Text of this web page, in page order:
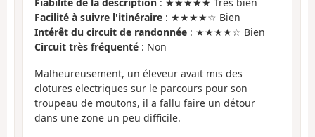
Facilité à suivre l'itinéraire : ★★★★☆ Bien
Intérêt du circuit de randonnée : ★★★★☆ Bien
Circuit très fréquenté : Non
Malheureusement, un éleveur avait mis des
clotures electriques sur le parcours pour son
troupeau de moutons, il a fallu faire un détour
dans une zone un peu difficile.